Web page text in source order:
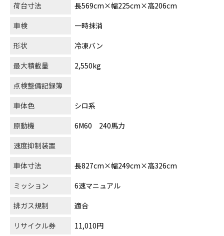
荷台寸法
長569cm×幅225cm×高206cm
車検
一時抹消
形状
冷凍バン
最大積載量
2,550kg
点検整備記録簿
車体色
シロ系
原動機
6M60 240馬力
速度抑制装置
車体寸法
長827cm×幅249cm×高326cm
ミッション
6速マニュアル
排ガス規制
適合
リサイクル券
11,010円